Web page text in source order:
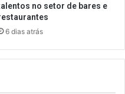
no setor de bares e
6 dias atrás